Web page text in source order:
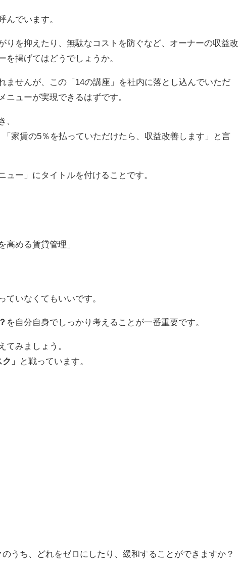
んでいます。
りを抑えたり、無駄なコストを防ぐなど、オーナーの収益改
を掲げてはどうでしょうか。
ませんが、この「14の講座」を社内に落とし込んでいただ
ニューが実現できるはずです。
、
家賃の5％を払っていただけたら、収益改善します」と言
ュー」にタイトルを付けることです。
高める賃貸管理」
ていなくてもいいです。
を自分自身でしっかり考えることが一番重要です。
てみましょう。
」 と戦っています。
うち、どれをゼロにしたり、緩和することができますか？